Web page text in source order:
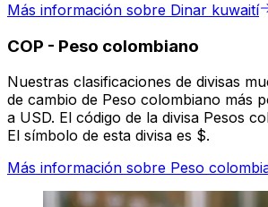
Más información sobre Dinar kuwaití
COP - Peso colombiano
Nuestras clasificaciones de divisas
de cambio de Peso colombiano más
a USD. El código de la divisa Pesos
El símbolo de esta divisa es $.
Más información sobre Peso